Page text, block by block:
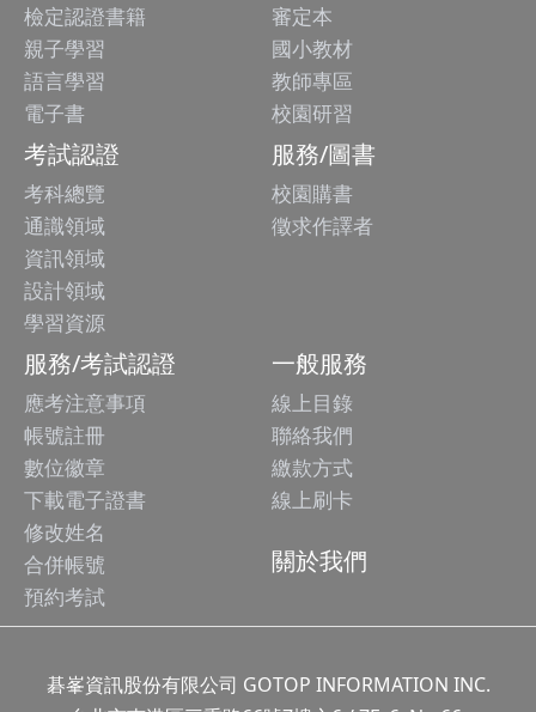
檢定認證書籍
親子學習
語言學習
電子書
審定本
國小教材
教師專區
校園研習
考試認證
考科總覽
通識領域
資訊領域
設計領域
學習資源
服務/圖書
校園購書
徵求作譯者
服務/考試認證
應考注意事項
帳號註冊
數位徽章
下載電子證書
修改姓名
合併帳號
預約考試
一般服務
線上目錄
聯絡我們
繳款方式
線上刷卡
關於我們
碁峯資訊股份有限公司 GOTOP INFORMATION INC.